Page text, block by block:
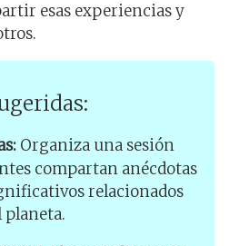
esas experiencias y
Organiza una sesión
compartan anécdotas
relacionados
planeta.